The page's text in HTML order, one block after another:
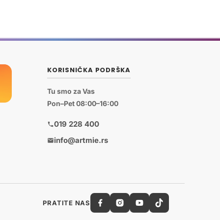
KORISNIČKA PODRŠKA
Tu smo za Vas
Pon–Pet 08:00–16:00
019 228 400
info@artmie.rs
PRATITE NAS